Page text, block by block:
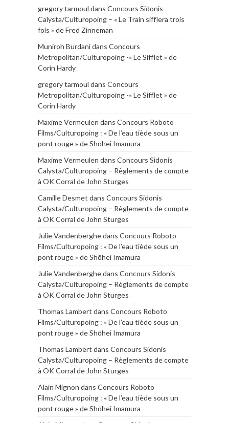
gregory tarmoul dans Concours Sidonis
Calysta/Culturopoing – « Le Train sifflera trois
fois » de Fred Zinneman
Muniroh Burdanidans Concours
Metropolitan/Culturopoing -« Le Sifflet » de
Corin Hardy
gregory tarmoul dans Concours
Metropolitan/Culturopoing -« Le Sifflet » de
Corin Hardy
Maxime Vermeulen dans Concours Roboto
Films/Culturopoing : « De l’eau tiède sous un
pont rouge » de Shōhei Imamura
Maxime Vermeulen dans Concours Sidonis
Calysta/Culturopoing – Règlements de compte
à OK Corral de John Sturges
Camille Desmet dans Concours Sidonis
Calysta/Culturopoing – Règlements de compte
à OK Corral de John Sturges
Julie Vandenberghedans Concours Roboto
Films/Culturopoing : « De l’eau tiède sous un
pont rouge » de Shōhei Imamura
Julie Vandenberghedans Concours Sidonis
Calysta/Culturopoing – Règlements de compte
à OK Corral de John Sturges
Thomas Lambert dans Concours Roboto
Films/Culturopoing : « De l’eau tiède sous un
pont rouge » de Shōhei Imamura
Thomas Lambert dans Concours Sidonis
Calysta/Culturopoing – Règlements de compte
à OK Corral de John Sturges
Alain Mignon dans Concours Roboto
Films/Culturopoing : « De l’eau tiède sous un
pont rouge » de Shōhei Imamura